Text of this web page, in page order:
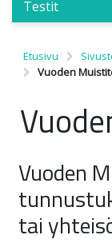
Testit
Etusivu
Vuoden
Vuoden
tai